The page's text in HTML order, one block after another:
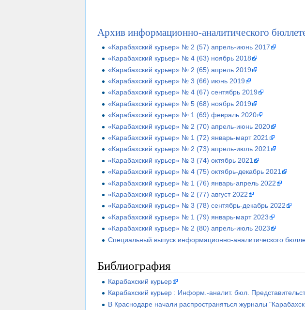
Архив информационно-аналитического
«Карабахский курьер» № 2 (57) апрель-июнь 2017
«Карабахский курьер» № 4 (63) ноябрь 2018
«Карабахский курьер» № 2 (65) апрель 2019
«Карабахский курьер» № 3 (66) июнь 2019
«Карабахский курьер» № 4 (67) сентябрь 2019
«Карабахский курьер» № 5 (68) ноябрь 2019
«Карабахский курьер» № 1 (69) февраль 2020
«Карабахский курьер» № 2 (70) апрель-июнь 2020
«Карабахский курьер» № 1 (72) январь-март 2021
«Карабахский курьер» № 2 (73) апрель-июль 2021
«Карабахский курьер» № 3 (74) октябрь 2021
«Карабахский курьер» № 4 (75) октябрь-декабрь 2021
«Карабахский курьер» № 1 (76) январь-апрель 2022
«Карабахский курьер» № 2 (77) август 2022
«Карабахский курьер» № 3 (78) сентябрь-декабрь 2022
«Карабахский курьер» № 1 (79) январь-март 2023
«Карабахский курьер» № 2 (80) апрель-июль 2023
Специальный выпуск информационно-аналитического
Библиография
Карабахский курьер
Карабахский курьер : Информ.-аналит. бюл.
В Краснодаре начали распространяться журналы